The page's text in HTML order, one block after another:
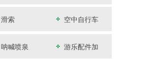
滑索 空中自行车
呐喊喷泉 游乐配件加